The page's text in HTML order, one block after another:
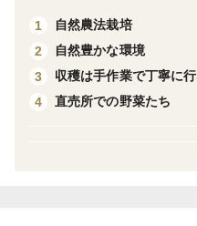
1
自然農法栽培
2
自然豊かな環境
3
収穫は手作業で丁寧に行
4
直売所での野菜たち